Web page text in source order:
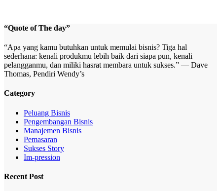
“Quote of The day”
“Apa yang kamu butuhkan untuk memulai bisnis? Tiga hal
sederhana: kenali produkmu lebih baik dari siapa pun, kenali
pelangganmu, dan miliki hasrat membara untuk sukses.” — Dave
Thomas, Pendiri Wendy’s
Category
Peluang Bisnis
Pengembangan Bisnis
Manajemen Bisnis
Pemasaran
Sukses Story
Im-pression
Recent Post